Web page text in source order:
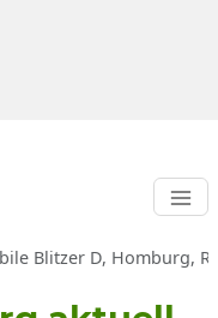
Blitzer D, Homburg,